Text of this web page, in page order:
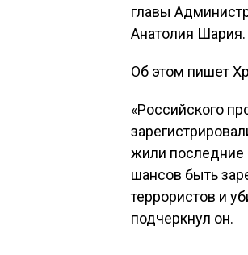
главы
Анатолия
Об этом пишет
«Российского
жили последние
шансов быть
террористов и
подчеркнул он.